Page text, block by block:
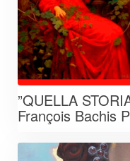
”QUELLA
François Bachis